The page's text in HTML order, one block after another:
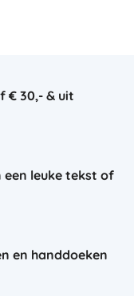
€ 30,- & uit
een leuke tekst of
en handdoeken